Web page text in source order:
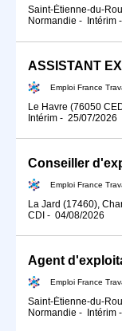
Saint-Étienne-du-
Normandie - Intérim -
ASSISTANT
Emploi France
Le Havre (76050
Intérim - 25/07/2026
Conseiller
Emploi France
La Jard (17460),
CDI - 04/08/2026
Agent
Emploi France
Saint-Étienne-du-
Normandie - Intérim -